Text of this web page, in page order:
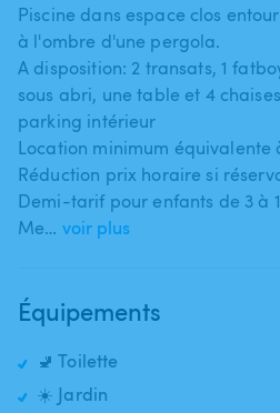
Piscine dans espace clos
à l'ombre d'une pergola.
A disposition: 2 transats​,​ 1
sous abri​,​ une table et 4
parking intérieur
Location minimum équivalente
Réduction prix horaire si
Demi-tarif pour enfants de 3 à
Me… voir plus
Équipements
🚽 Toilette
☀️ Jardin